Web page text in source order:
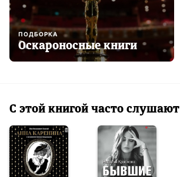
ПОДБОРКА
Оскароносные книги
С этой книгой часто слушают